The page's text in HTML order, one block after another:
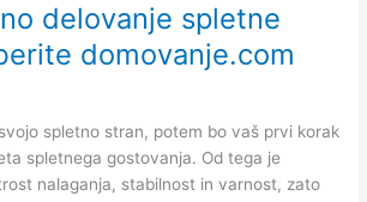
delovanje spletne
domovanje.com
spletno stran, potem bo vaš prvi korak
spletnega gostovanja. Od tega je
nalaganja, stabilnost in varnost, zato